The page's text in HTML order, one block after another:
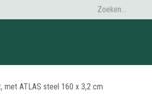
met ATLAS steel 160 x 3,2 cm